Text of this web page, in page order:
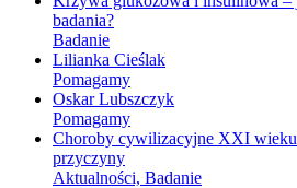
badania?
Badanie
Lilianka Cieślak
Pomagamy
Oskar Lubszczyk
Pomagamy
Choroby cywilizacyjne XXI wieku
przyczyny
Aktualności, Badanie